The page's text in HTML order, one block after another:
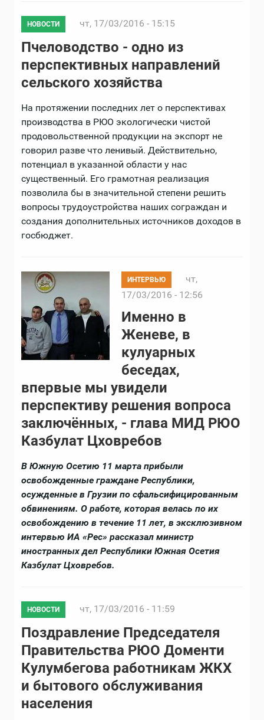
НОВОСТИ чт, 17/03/2016 - 15:15
Пчеловодство - одно из
перспективных направлений
сельского хозяйства
На протяжении последних лет о перспективах
производства в РЮО экологически чистой
продовольственной продукции на экспорт не
говорил разве что ленивый. Действительно,
потенциал в указанной области у нас
существенный. Его грамотная реализация
позволила бы в значительной степени решить
вопросы трудоустройства наших сограждан и
создания дополнительных источников доходов в
госбюджет.
ИНТЕРВЬЮ
чт,
17/03/2016 - 12:56
Именно в
Женеве, в
кулуарных
беседах,
впервые мы увидели
перспективу решения вопроса
заключённых, - глава МИД РЮО
Казбулат Цховребов
В Южную Осетию 11 марта прибыли
освобожденные граждане Республики,
осужденные в Грузии по сфальсифицированным
обвинениям. О работе, которая велась по их
освобождению в течение 11 лет, в эксклюзивном
интервью ИА «Рес» рассказал министр
иностранных дел Республики Южная Осетия
Казбулат Цховребов.
НОВОСТИ чт, 17/03/2016 - 11:59
Поздравление Председателя
Правительства РЮО Доменти
Кулумбегова работникам ЖКХ
и бытового обслуживания
населения